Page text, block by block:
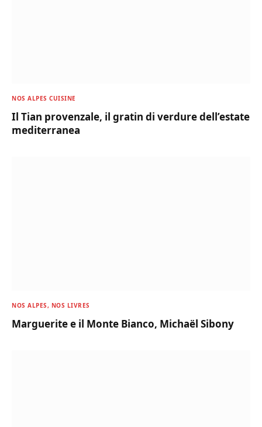
NOS ALPES CUISINE
Il Tian provenzale, il gratin di verdure dell’estate
mediterranea
NOS ALPES, NOS LIVRES
Marguerite e il Monte Bianco, Michaël Sibony